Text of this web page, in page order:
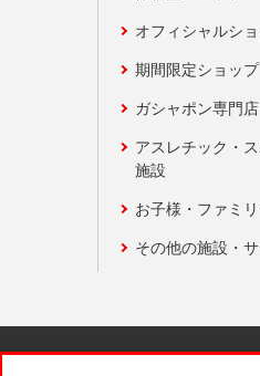
オフィシャルシ
期間限定ショップ
ガシャポン専門店
アスレチック・
施設
お子様・ファミ
その他の施設・